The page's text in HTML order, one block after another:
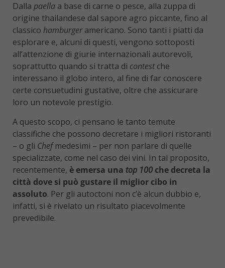
Dalla paella a base di carne o pesce, alla zuppa di
origine thailandese dal sapore agro piccante, fino al
classico hamburgeramericano. Sono tanti i piatti da
esplorare e, alcuni di questi, vengono sottoposti
all’attenzione di giurie internazionali autorevoli,
soprattutto quando si tratta di contestche
interessano il globo intero, al fine di far conoscere
certe consuetudini gustative, oltre che assicurare
loro un notevole prestigio.
A questo scopo, ci pensano le tanto temute
classifiche che possono decretare i migliori ristoranti
– o gli Chefmedesimi – per non parlare di quelle
specializzate, come nel caso dei vini. In tal proposito,
recentemente, è emersa una top 100 che decreta la
città dove si può gustare il miglior cibo in
assoluto. Per gli autoctoni non c’è alcun dubbio e,
infatti, si è rivelato un risultato piacevolmente
prevedibile.